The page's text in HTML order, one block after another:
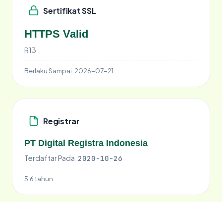
Sertifikat SSL
HTTPS Valid
R13
Berlaku Sampai: 2026-07-21
Registrar
PT Digital Registra Indonesia
Terdaftar Pada: 2020-10-26
5.6 tahun